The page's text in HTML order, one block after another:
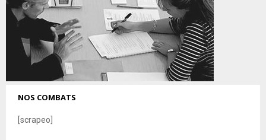
NOS COMBATS
[scrapeo]